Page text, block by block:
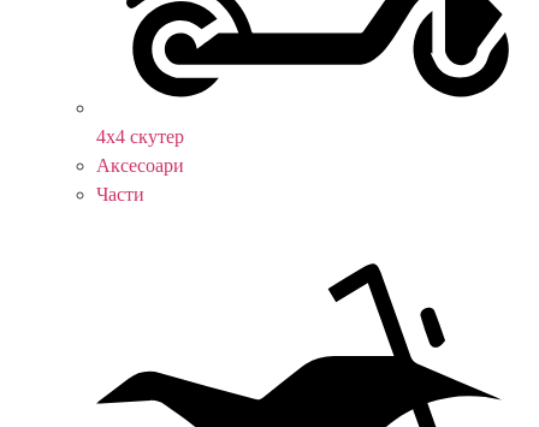
4х4 скутер
Аксесоари
Части